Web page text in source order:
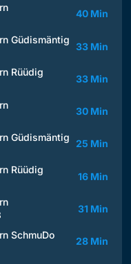
40 Min
Güdismäntig
33 Min
Rüüdig
33 Min
30 Min
Güdismäntig
25 Min
Rüüdig
16 Min
31 Min
SchmuDo
28 Min